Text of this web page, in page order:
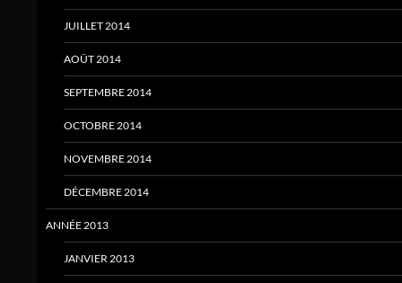
JUILLET 2014
AOÛT 2014
SEPTEMBRE 2014
OCTOBRE 2014
NOVEMBRE 2014
DÉCEMBRE 2014
ANNÉE 2013
JANVIER 2013